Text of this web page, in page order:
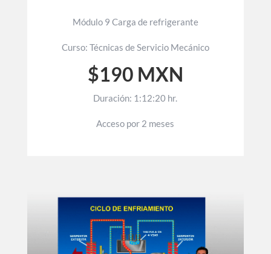
Módulo 9 Carga de refrigerante
Curso: Técnicas de Servicio Mecánico
$190 MXN
Duración: 1:12:20 hr.
Acceso por 2 meses